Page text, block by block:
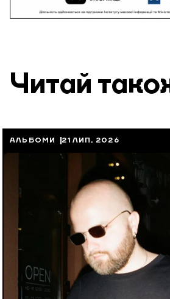
Читай
АЛЬБОМИ 21 ЛИП, 2026